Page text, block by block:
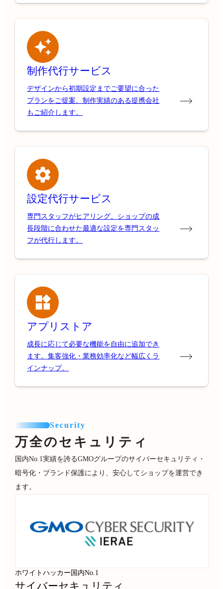
制作代行サービス
デザインから初期設定までご要望に合った
プランをご提案。制作実績のある提携会社
もご紹介します。
設定代行サービス
専門スタッフがヒアリング。ショップの成
長段階に合わせた最適な設定を専門スタッ
フが代行します。
アプリストア
成長に応じて必要な機能を自由に追加でき
ます。集客強化・業務効率化など幅広くラ
インナップ。
Security
万全のセキュリティ
国内No.1実績を誇るGMOグループのサイバーセキュリティ・
暗号化・ブランド保護により、安心してショップを運営でき
ます。
ホワイトハッカー国内No.1
サイバーセキュリティ